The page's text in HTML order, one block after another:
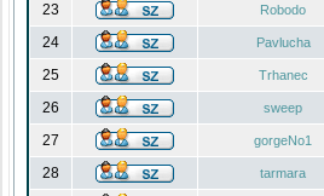
23 Robodo
24 Pavlucha
25 Trhanec
26 sweep
27 gorgeNo1
28 tarmara